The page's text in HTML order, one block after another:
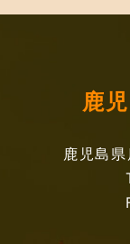
鹿
鹿児島